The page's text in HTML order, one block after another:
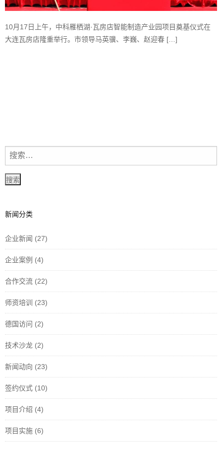
10月17日上午，中科雁栖湖·瓦房店智能制造产业园项目奠基仪式在
大连瓦房店隆重举行。市领导马英骥、李巍、赵迎春 […]
新闻分类
企业新闻 (27)
企业案例 (4)
合作交流 (22)
师资培训 (23)
德国访问 (2)
技术沙龙 (2)
新闻动向 (23)
签约仪式 (10)
项目介绍 (4)
项目实施 (6)